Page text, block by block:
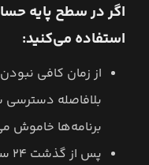
اگر در سطح پایه
استفاده می‌کنید:
از زمان کافی
بلافاصله
برنامه‌ها خاموش